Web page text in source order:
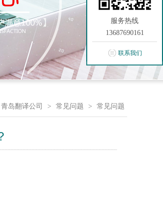
服务热线
13687690161
联系我们
青岛翻译公司 > 常见问题 > 常见问题